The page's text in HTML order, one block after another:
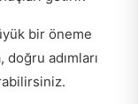
bir öneme
doğru adımları